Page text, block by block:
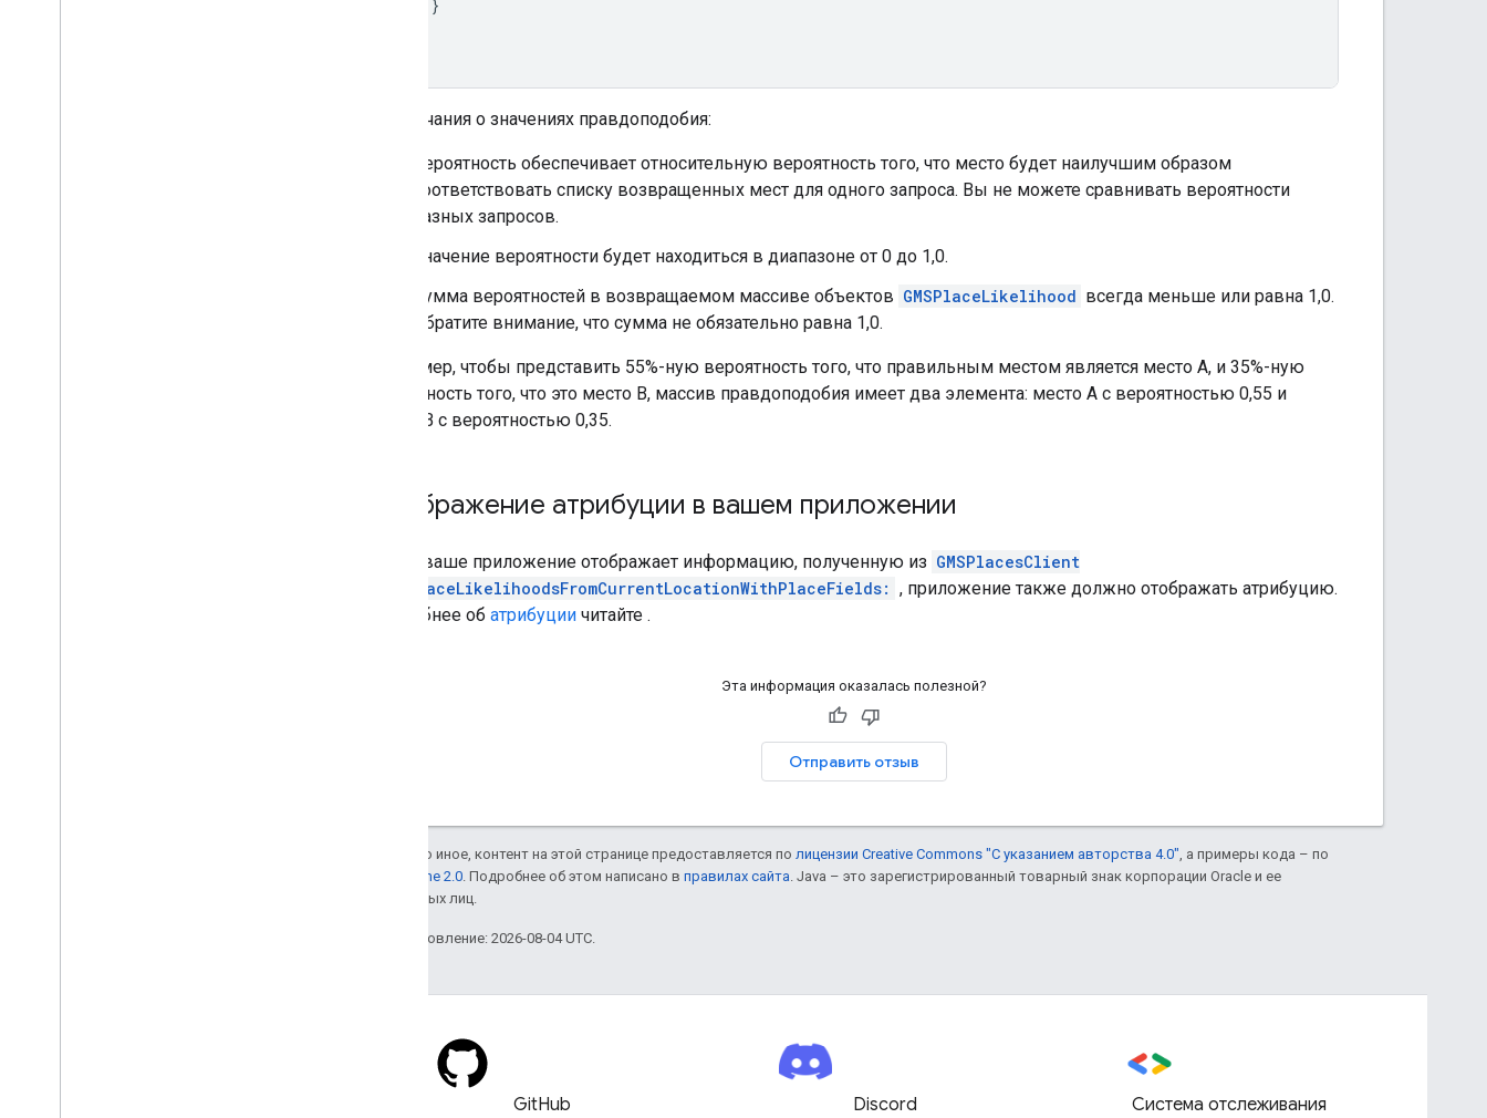
}
Примечания о значениях правдоподобия:
Вероятность обеспечивает относительную вероятность того, что место будет наилучшим образом
соответствовать списку возвращенных мест для одного запроса. Вы не можете сравнивать вероятности
разных запросов.
Значение вероятности будет находиться в диапазоне от 0 до 1,0.
Сумма вероятностей в возвращаемом массиве объектов GMSPlaceLikelihood всегда меньше или равна 1,0.
Обратите внимание, что сумма не обязательно равна 1,0.
Например, чтобы представить 55%-ную вероятность того, что правильным местом является место A, и 35%-ную
вероятность того, что это место B, массив правдоподобия имеет два элемента: место A с вероятностью 0,55 и
место B с вероятностью 0,35.
Отображение атрибуции в вашем приложении
Когда ваше приложение отображает информацию, полученную из GMSPlacesClient
findPlaceLikelihoodsFromCurrentLocationWithPlaceFields: , приложение также должно отображать атрибуцию.
Подробнее об атрибуции читайте .
Эта информация оказалась полезной?
Отправить отзыв
Если не указано иное, контент на этой странице предоставляется по лицензии Creative Commons "С указанием авторства 4.0" , а примеры кода – по
лицензии Apache 2.0 . Подробнее об этом написано в правилах сайта . Java – это зарегистрированный товарный знак корпорации Oracle и ее
аффилированных лиц.
Последнее обновление: 2026-08-04 UTC.
GitHub Discord Система отслеживания